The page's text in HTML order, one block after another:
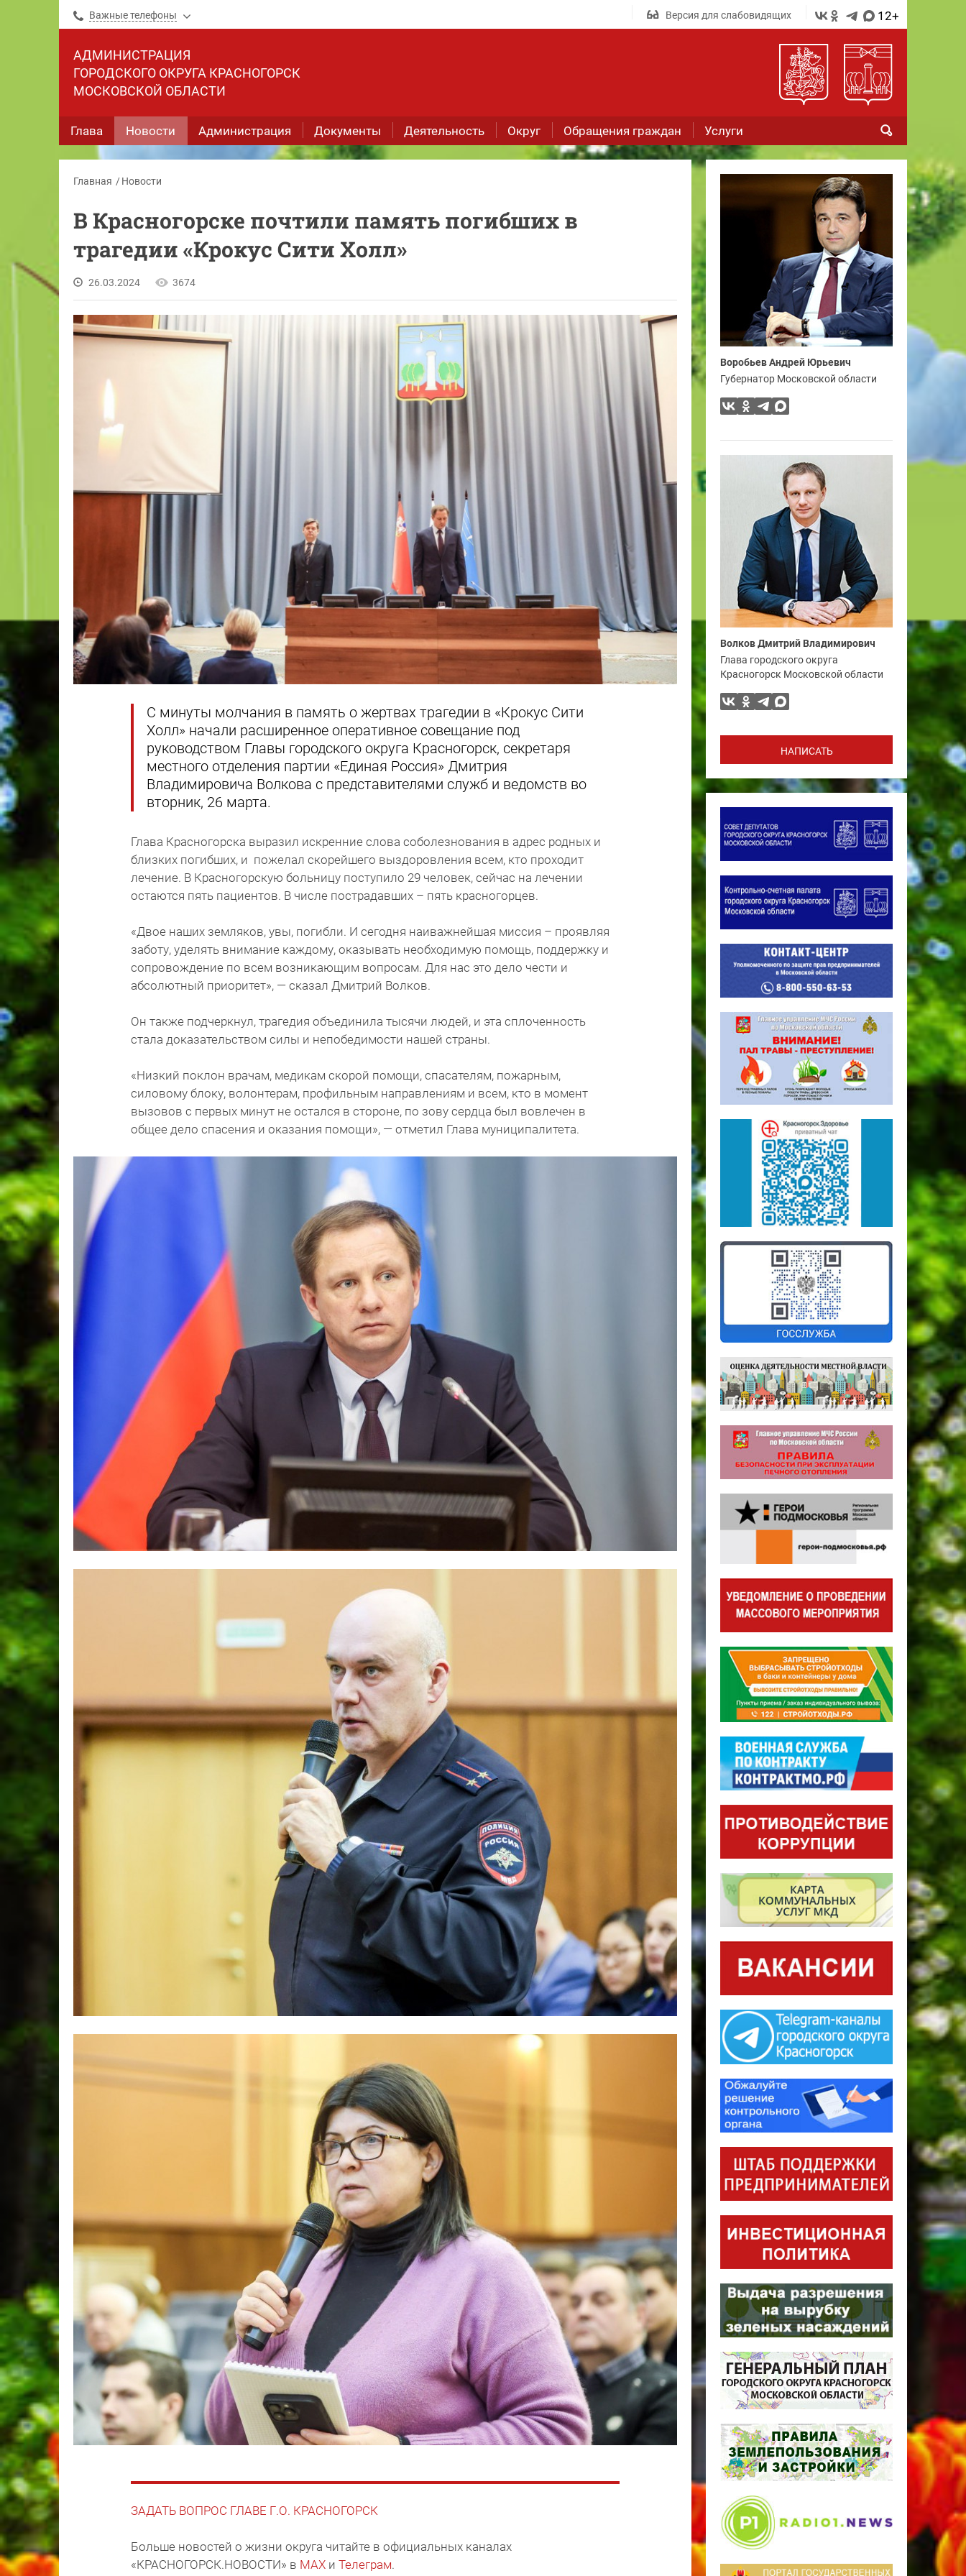
Важные телефоны Версия для слабовидящих 12+
АДМИНИСТРАЦИЯ
ГОРОДСКОГО ОКРУГА КРАСНОГОРСК
МОСКОВСКОЙ ОБЛАСТИ
Глава Новости Администрация Документы Деятельность Округ Обращения граждан Услуги
Главная Новости
В Красногорске почтили память погибших в
трагедии «Крокус Сити Холл»
26.03.2024 3674
С минуты молчания в память о жертвах трагедии в «Крокус Сити
Холл» начали расширенное оперативное совещание под
руководством Главы городского округа Красногорск, секретаря
местного отделения партии «Единая Россия» Дмитрия
Владимировича Волкова с представителями служб и ведомств во
вторник, 26 марта.
Глава Красногорска выразил искренние слова соболезнования в адрес родных и
близких погибших, и пожелал скорейшего выздоровления всем, кто проходит
лечение. В Красногорскую больницу поступило 29 человек, сейчас на лечении
остаются пять пациентов. В числе пострадавших – пять красногорцев.
«Двое наших земляков, увы, погибли. И сегодня наиважнейшая миссия – проявляя
заботу, уделять внимание каждому, оказывать необходимую помощь, поддержку и
сопровождение по всем возникающим вопросам. Для нас это дело чести и
абсолютный приоритет», — сказал Дмитрий Волков.
Он также подчеркнул, трагедия объединила тысячи людей, и эта сплоченность
стала доказательством силы и непобедимости нашей страны.
«Низкий поклон врачам, медикам скорой помощи, спасателям, пожарным,
силовому блоку, волонтерам, профильным направлениям и всем, кто в момент
вызовов с первых минут не остался в стороне, по зову сердца был вовлечен в
общее дело спасения и оказания помощи», — отметил Глава муниципалитета.
ЗАДАТЬ ВОПРОС ГЛАВЕ Г.О. КРАСНОГОРСК
Больше новостей о жизни округа читайте в официальных каналах
«КРАСНОГОРСК.НОВОСТИ» в MAX и Телеграм.
Воробьев Андрей Юрьевич
Губернатор Московской области
Волков Дмитрий Владимирович
Глава городского округа
Красногорск Московской области
НАПИСАТЬ